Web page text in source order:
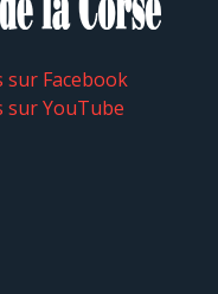
sur Facebook
sur YouTube